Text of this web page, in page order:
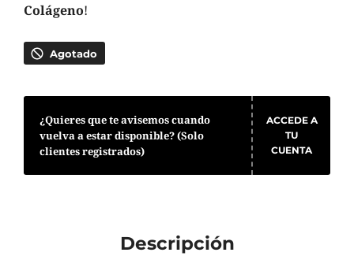
Colágeno!
Agotado
¿Quieres que te avisemos cuando
vuelva a estar disponible? (Solo
clientes registrados)
ACCEDE A
TU
CUENTA
Descripción